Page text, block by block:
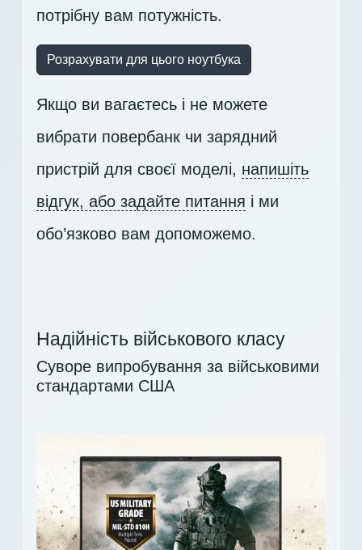
потрібну вам потужність.
Розрахувати для цього ноутбука
Якщо ви вагаєтесь і не можете
вибрати повербанк чи зарядний
пристрій для своєї моделі, напишіть
відгук, або задайте питання і ми
обо’язково вам допоможемо.
Надійність військового класу
Суворе випробування за військовими
стандартами США